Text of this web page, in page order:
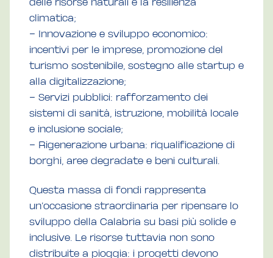
delle risorse naturali e la resilienza
climatica;
– Innovazione e sviluppo economico:
incentivi per le imprese, promozione del
turismo sostenibile, sostegno alle startup e
alla digitalizzazione;
– Servizi pubblici: rafforzamento dei
sistemi di sanità, istruzione, mobilità locale
e inclusione sociale;
– Rigenerazione urbana: riqualificazione di
borghi, aree degradate e beni culturali.
Questa massa di fondi rappresenta
un’occasione straordinaria per ripensare lo
sviluppo della Calabria su basi più solide e
inclusive. Le risorse tuttavia non sono
distribuite a pioggia: i progetti devono